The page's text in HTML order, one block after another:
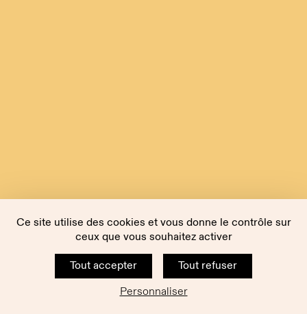
Ce site utilise des cookies et vous donne le contrôle sur
ceux que vous souhaitez activer
Tout accepter
Tout refuser
Personnaliser